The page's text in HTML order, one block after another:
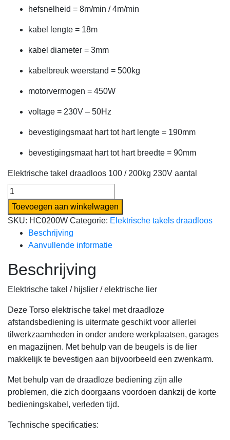
hefsnelheid = 8m/min / 4m/min
kabel lengte = 18m
kabel diameter = 3mm
kabelbreuk weerstand = 500kg
motorvermogen = 450W
voltage = 230V – 50Hz
bevestigingsmaat hart tot hart lengte = 190mm
bevestigingsmaat hart tot hart breedte = 90mm
Elektrische takel draadloos 100 / 200kg 230V aantal
Toevoegen aan winkelwagen
SKU: HC0200W Categorie: Elektrische takels draadloos
Beschrijving
Aanvullende informatie
Beschrijving
Elektrische takel / hijslier / elektrische lier
Deze Torso elektrische takel met draadloze
afstandsbediening is uitermate geschikt voor allerlei
tilwerkzaamheden in onder andere werkplaatsen, garages
en magazijnen. Met behulp van de beugels is de lier
makkelijk te bevestigen aan bijvoorbeeld een zwenkarm.
Met behulp van de draadloze bediening zijn alle
problemen, die zich doorgaans voordoen dankzij de korte
bedieningskabel, verleden tijd.
Technische specificaties: